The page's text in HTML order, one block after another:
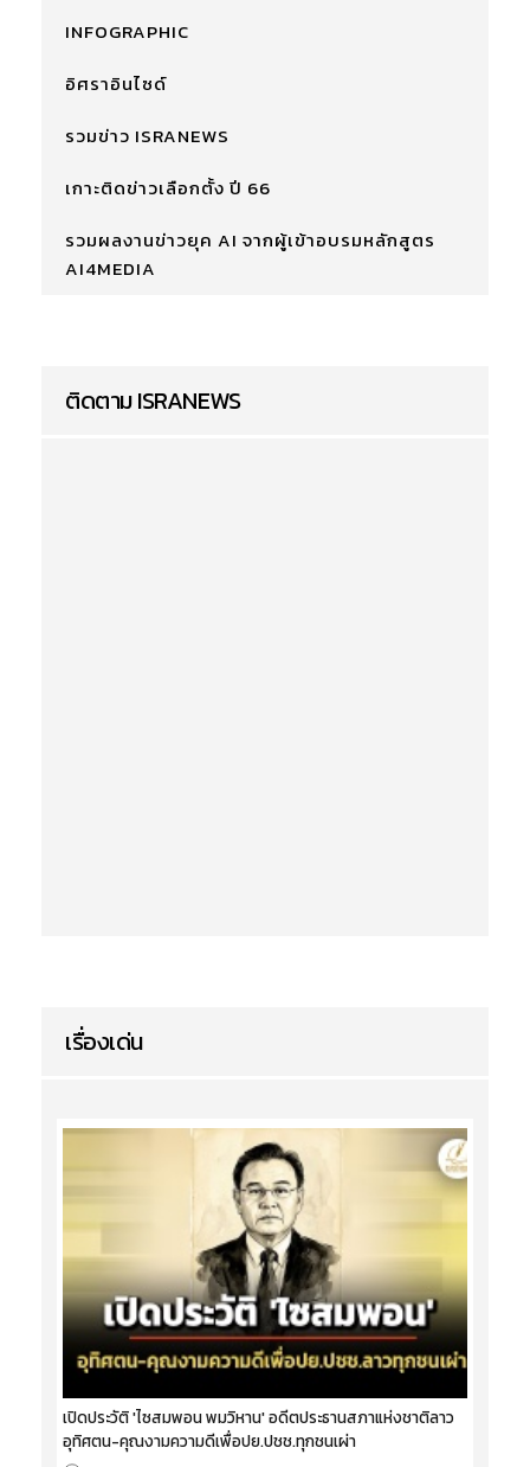
INFOGRAPHIC
อิศราอินไซด์
รวมข่าว ISRANEWS
เกาะติดข่าวเลือกตั้ง ปี 66
รวมผลงานข่าวยุค AI จากผู้เข้าอบรมหลักสูตร
AI4MEDIA
ติดตาม ISRANEWS
เรื่องเด่น
เปิดประวัติ 'ไซสมพอน พมวิหาน' อดีตประธานสภาแห่งชาติลาว
อุทิศตน-คุณงามความดีเพื่อปย.ปชช.ทุกชนเผ่า